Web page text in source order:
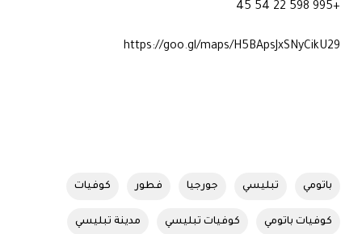
+995 598 22 54 45
https://goo.gl/maps/H5BApsJxSNyCikU29
باتومي تبليسي جورجيا فطور كوفيات
كوفيات باتومي كوفيات تبليسي مدينة تبليسي